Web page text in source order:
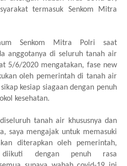
termasuk Senkom Mitra
Senkom Mitra Polri saat
anggotanya di seluruh tanah air
5/6/2020 mengatakan, fase new
oleh pemerintah di tanah air
kesiap siagaan dengan penuh
kesehatan.
tanah air khususnya dan
saya mengajak untuk memasuki
diterapkan oleh pemerintah,
diikuti dengan penuh rasa